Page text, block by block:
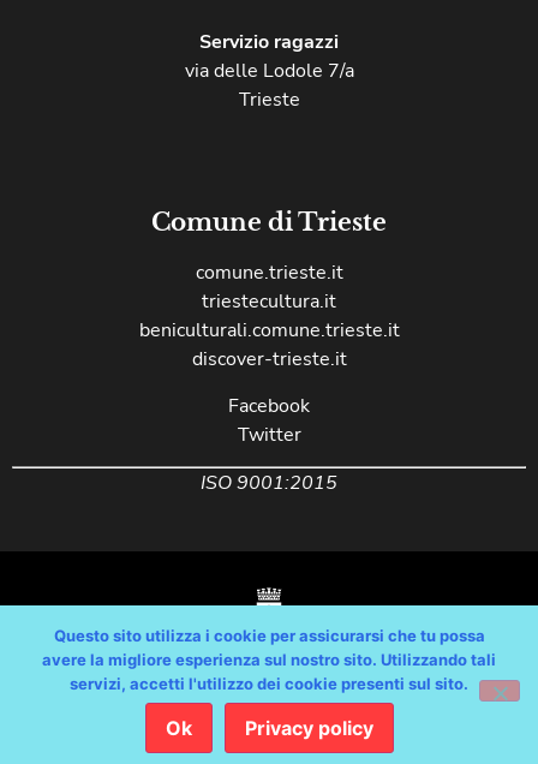
Servizio ragazzi
via delle Lodole 7/a
Trieste
Comune di Trieste
comune.trieste.it
triestecultura.it
beniculturali.comune.trieste.it
discover-trieste.it
Facebook
Twitter
ISO 9001:2015
Copyright © Comune di Trieste – partita Iva 00210240321 – tutti i diritti
Feedback/ Dichiarazione Accessibilità AGID
Questo sito utilizza i cookie per assicurarsi che tu possa
avere la migliore esperienza sul nostro sito. Utilizzando tali
servizi, accetti l'utilizzo dei cookie presenti sul sito.
Ok Privacy policy